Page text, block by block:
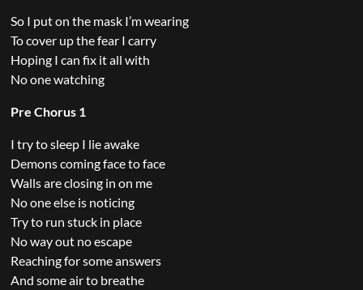
So I put on the mask I’m wearing
To cover up the fear I carry
Hoping I can fix it all with
No one watching
Pre Chorus 1
I try to sleep I lie awake
Demons coming face to face
Walls are closing in on me
No one else is noticing
Try to run stuck in place
No way out no escape
Reaching for some answers
And some air to breathe